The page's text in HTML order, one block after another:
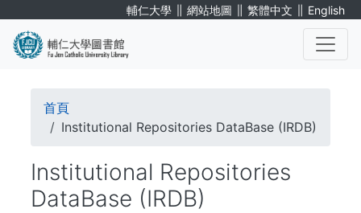
輔仁大學 ∥ 網站地圖 ∥ 繁體中文 ∥ English
導
航
連
結
首頁
Institutional Repositories DataBase (IRDB)
Institutional Repositories
DataBase (IRDB)